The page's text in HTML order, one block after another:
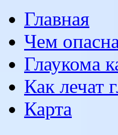
Главная
Чем
Глаукома
Как лечат
Карта